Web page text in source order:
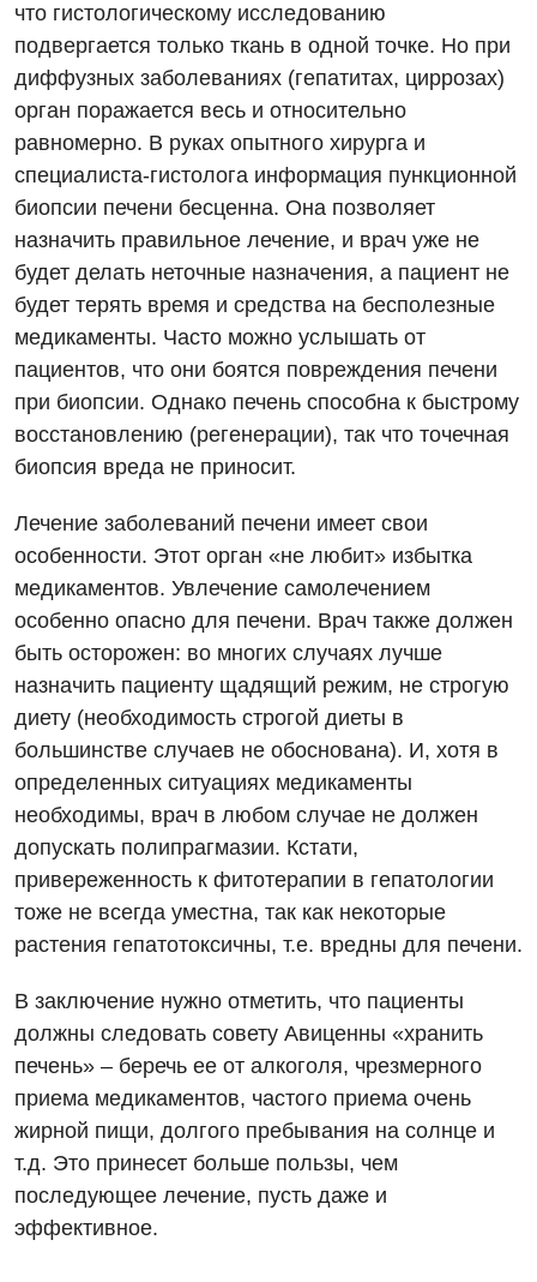
Детская кардиоревматология
Детская неврология
Детская ортопедия и травматология
Детская офтальмология
Детская урология
Детская хирургия
Детская эндокринология
Педиатрия
что гистологическому исследованию
подвергается только ткань в одной точке. Но при
диффузных заболеваниях (гепатитах, циррозах)
орган поражается весь и относительно
равномерно. В руках опытного хирурга и
специалиста-гистолога информация пункционной
биопсии печени бесценна. Она позволяет
назначить правильное лечение, и врач уже не
будет делать неточные назначения, а пациент не
будет терять время и средства на бесполезные
медикаменты. Часто можно услышать от
пациентов, что они боятся повреждения печени
при биопсии. Однако печень способна к быстрому
восстановлению (регенерации), так что точечная
биопсия вреда не приносит.
Лечение заболеваний печени имеет свои
особенности. Этот орган «не любит» избытка
медикаментов. Увлечение самолечением
особенно опасно для печени. Врач также должен
быть осторожен: во многих случаях лучше
назначить пациенту щадящий режим, не строгую
диету (необходимость строгой диеты в
большинстве случаев не обоснована). И, хотя в
определенных ситуациях медикаменты
необходимы, врач в любом случае не должен
допускать полипрагмазии. Кстати,
привереженность к фитотерапии в гепатологии
тоже не всегда уместна, так как некоторые
растения гепатотоксичны, т.е. вредны для печени.
В заключение нужно отметить, что пациенты
должны следовать совету Авиценны «хранить
печень» – беречь ее от алкоголя, чрезмерного
приема медикаментов, частого приема очень
жирной пищи, долгого пребывания на солнце и
т.д. Это принесет больше пользы, чем
последующее лечение, пусть даже и
эффективное.